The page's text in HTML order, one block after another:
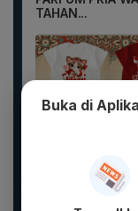
TAHAN...
Buka di